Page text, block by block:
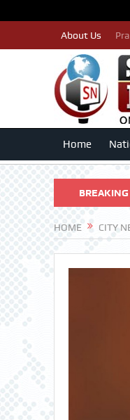
About Us
Home
BREAKING
NEWS
TRUST पात्र मतदाताओं
HOME CITY